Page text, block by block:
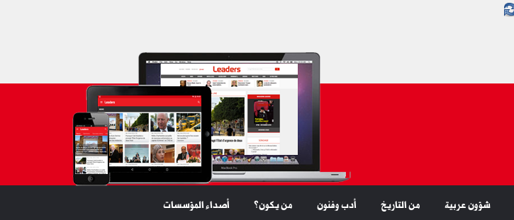
شؤون عربية من التاريخ أدب وفنون من يكون؟ أصداء المؤسسات